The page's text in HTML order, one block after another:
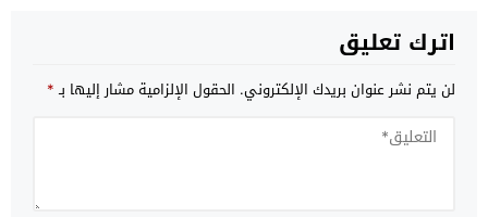
اترك تعليق
لن يتم نشر عنوان بريدك الإلكتروني. الحقول الإلزامية مشار إليها بـ*